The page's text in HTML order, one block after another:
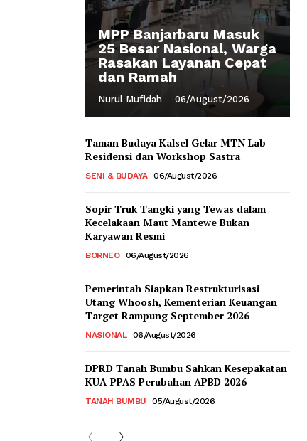
MPP Banjarbaru Masuk
25 Besar Nasional, Warga
Rasakan Layanan Cepat
dan Ramah
Nurul Mufidah - 06/August/2026
Taman Budaya Kalsel Gelar MTN Lab
Residensi dan Workshop Sastra
SENI & BUDAYA 06/August/2026
Sopir Truk Tangki yang Tewas dalam
Kecelakaan Maut Mantewe Bukan
Karyawan Resmi
BORNEO 06/August/2026
Pemerintah Siapkan Restrukturisasi
Utang Whoosh, Kementerian Keuangan
Target Rampung September 2026
NASIONAL 06/August/2026
DPRD Tanah Bumbu Sahkan Kesepakatan
KUA-PPAS Perubahan APBD 2026
TANAH BUMBU 05/August/2026